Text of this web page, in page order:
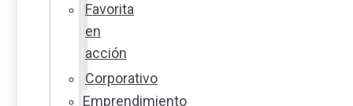
Favorita
en
acción
Corporativo
Emprendimiento